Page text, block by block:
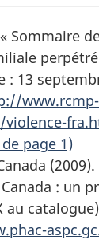
Sommaire
: 13
violence-
page 1)
: un
au